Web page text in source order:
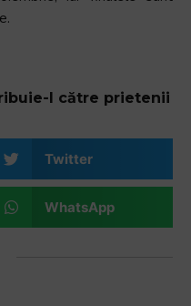
l către prietenii
Twitter
WhatsApp